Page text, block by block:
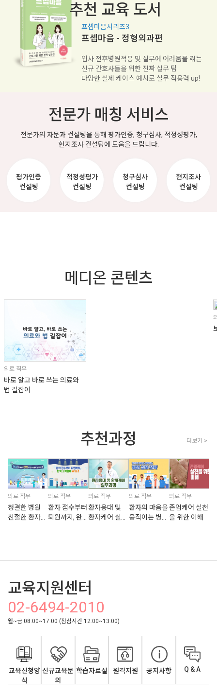
추천 교육 도서
프셉마음시리즈3
프셉마음 - 정형외과편
입사 전후병원적응 및 실무에 어려움을 겪는
신규 간호사들을 위한 진짜 실무 팁
다양한 실제 케이스 예시로 실무 적용력 up!
전문가 매칭 서비스
전문가의 자문과 컨설팅을 통해 평가인증, 청구심사, 적정성평가,
현지조사 컨설팅에 도움을 드립니다.
평가인증
컨설팅
적정성평가
컨설팅
청구심사
컨설팅
현지조사
컨설팅
메디온 콘텐츠
의료 직무
바로 알고 바로 쓰는 의료와
법 길잡이
추천과정
의료 직무
청결한 병원
친절한 환자케
의료 직무
환자 접수부터
퇴원까지, 완
의료 직무
환자응대 및
환자케어 실무
의료 직무
환자의 마음을
움직이는 병원
의료 직무
존엄케어 실천
을 위한 이해
더보기 >
교육지원센터
02-6494-2010
월~금 08:00~17:00 (점심시간 12:00~13:00)
교육신청양
식
신규교육문
의
학습자료실 원격지원 공지사항 Q & A